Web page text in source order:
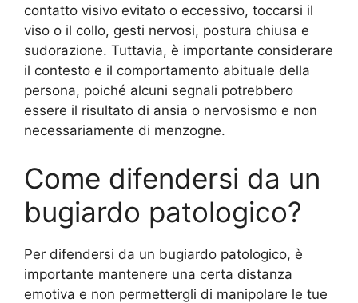
contatto visivo evitato o eccessivo, toccarsi il
viso o il collo, gesti nervosi, postura chiusa e
sudorazione. Tuttavia, è importante considerare
il contesto e il comportamento abituale della
persona, poiché alcuni segnali potrebbero
essere il risultato di ansia o nervosismo e non
necessariamente di menzogne.
Come difendersi da un
bugiardo patologico?
Per difendersi da un bugiardo patologico, è
importante mantenere una certa distanza
emotiva e non permettergli di manipolare le tue